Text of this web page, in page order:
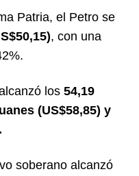
Patria, el Petro se
, con una
los 54,19
(US$58,85) y
soberano alcanzó